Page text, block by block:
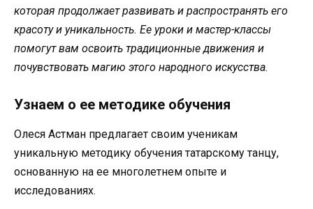
которая продолжает развивать и распространять его
красоту и уникальность. Ее уроки и мастер-классы
помогут вам освоить традиционные движения и
почувствовать магию этого народного искусства.
Узнаем о ее методике обучения
Олеся Астман предлагает своим ученикам
уникальную методику обучения татарскому танцу,
основанную на ее многолетнем опыте и
исследованиях.